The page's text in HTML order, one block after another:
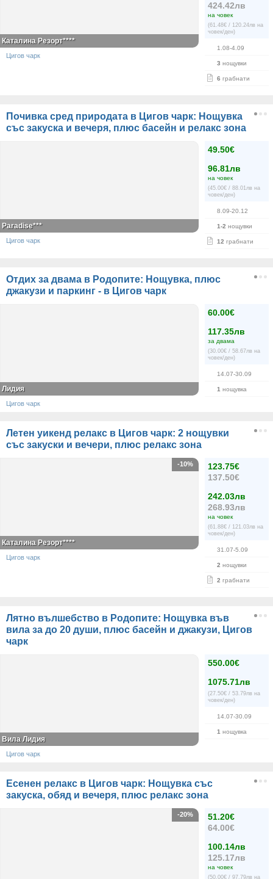
424.42лв
на човек
(61.48€ / 120.24лв на
човек/ден)
1.08-4.09
3 нощувки
6 грабнати
Каталина Резорт****
Цигов чарк
Почивка сред природата в Цигов чарк: Нощувка
със закуска и вечеря, плюс басейн и релакс зона
49.50€
96.81лв
на човек
(45.00€ / 88.01лв на
човек/ден)
8.09-20.12
1-2 нощувки
12 грабнати
Paradise***
Цигов чарк
Отдих за двама в Родопите: Нощувка, плюс
джакузи и паркинг - в Цигов чарк
60.00€
117.35лв
за двама
(30.00€ / 58.67лв на
човек/ден)
14.07-30.09
1 нощувка
Лидия
Цигов чарк
Летен уикенд релакс в Цигов чарк: 2 нощувки
със закуски и вечери, плюс релакс зона
123.75€
137.50€
242.03лв
268.93лв
на човек
(61.88€ / 121.03лв на
човек/ден)
31.07-5.09
2 нощувки
2 грабнати
-10%
Каталина Резорт****
Цигов чарк
Лятно вълшебство в Родопите: Нощувка във
вила за до 20 души, плюс басейн и джакузи, Цигов
чарк
550.00€
1075.71лв
(27.50€ / 53.79лв на
човек/ден)
14.07-30.09
1 нощувка
Вила Лидия
Цигов чарк
Есенен релакс в Цигов чарк: Нощувка със
закуска, обяд и вечеря, плюс релакс зона
51.20€
64.00€
100.14лв
125.17лв
на човек
(50.00€ / 97.79лв на
-20%